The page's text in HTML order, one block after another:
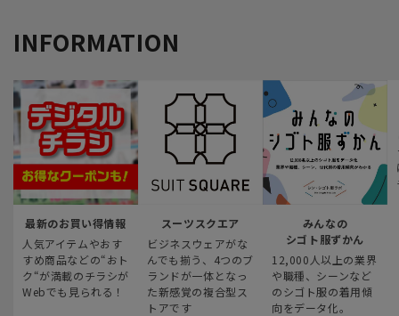
INFORMATION
最新のお買い得情報
人気アイテムやおす
すめ商品などの“おト
ク“が満載のチラシが
Webでも見られる！
スーツスクエア
ビジネスウェアがな
んでも揃う、4つのブ
ランドが一体となっ
た新感覚の複合型ス
トアです
みんなの
シゴト服ずかん
12,000人以上の業界
や職種、シーンなど
のシゴト服の着用傾
向をデータ化。